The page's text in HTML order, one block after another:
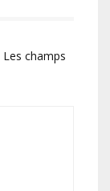
Les champs